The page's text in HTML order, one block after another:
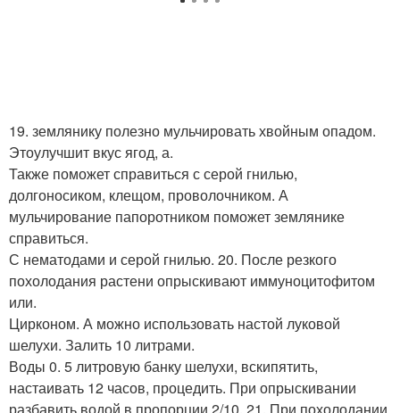
19. землянику полезно мульчировать хвойным опадом.
Этоулучшит вкус ягод, а.
Также поможет справиться с серой гнилью,
долгоносиком, клещом, проволочником. А
мульчирование папоротником поможет землянике
справиться.
С нематодами и серой гнилью. 20. После резкого
похолодания растени опрыскивают иммуноцитофитом
или.
Цирконом. А можно использовать настой луковой
шелухи. Залить 10 литрами.
Воды 0. 5 литровую банку шелухи, вскипятить,
настаивать 12 часов, процедить. При опрыскивании